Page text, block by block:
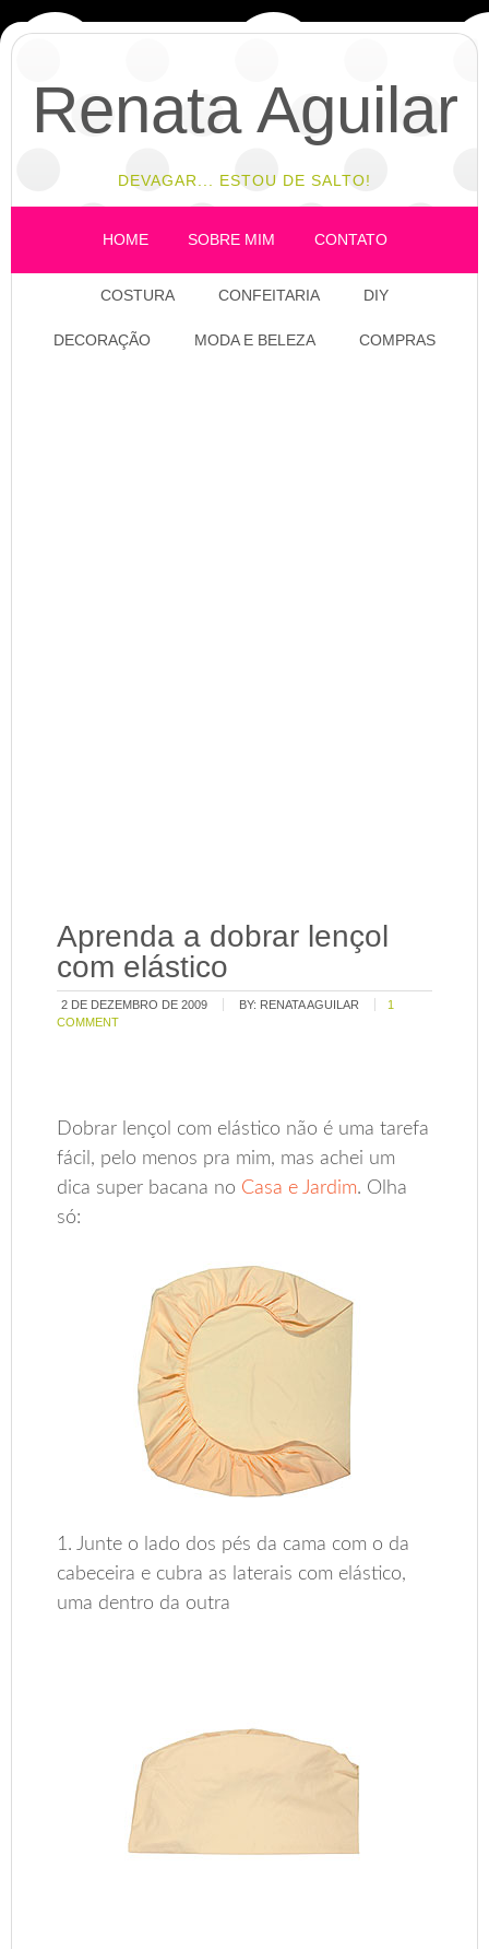
Renata Aguilar
DEVAGAR... ESTOU DE SALTO!
HOME SOBRE MIM CONTATO
COSTURA CONFEITARIA DIY
DECORAÇÃO MODA E BELEZA COMPRAS
Aprenda a dobrar lençol
com elástico
2 DE DEZEMBRO DE 2009 BY: RENATA AGUILAR
1
COMMENT
Dobrar lençol com elástico não é uma tarefa
fácil, pelo menos pra mim, mas achei um
dica super bacana no Casa e Jardim. Olha
só:
1. Junte o lado dos pés da cama com o da
cabeceira e cubra as laterais com elástico,
uma dentro da outra